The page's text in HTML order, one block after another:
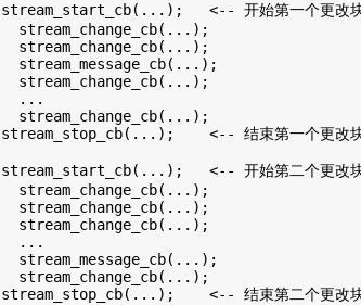
stream_start_cb(...);   <-- 开始第一个更改
  stream_change_cb(...);
  stream_change_cb(...);
  stream_message_cb(...);
  stream_change_cb(...);
  ...
  stream_change_cb(...);
stream_stop_cb(...);    <-- 结束第一个更改
stream_start_cb(...);   <-- 开始第二个更改
  stream_change_cb(...);
  stream_change_cb(...);
  stream_change_cb(...);
  ...
  stream_message_cb(...);
  stream_change_cb(...);
stream_stop_cb(...);    <-- 结束第二个更改